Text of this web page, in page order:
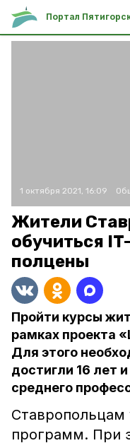
Портал
1 октября 2021, 16:09
Жители
обучиться
полцены
Пройти курсы
рамках проекта
Для этого
достигли 16 лет
среднего
программ. При